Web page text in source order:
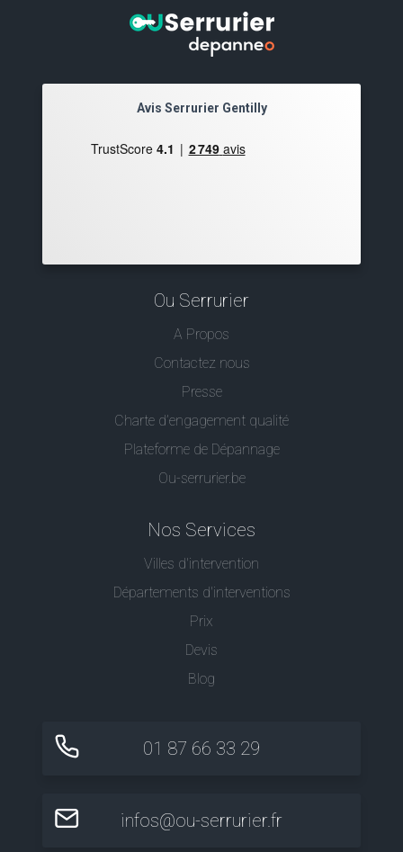
Avis Serrurier Gentilly
Ou Serrurier
A Propos
Contactez nous
Presse
Charte d’engagement qualité
Plateforme de Dépannage
Ou-serrurier.be
Nos Services
Villes d'intervention
Départements d'interventions
Prix
Devis
Blog
01 87 66 33 29
infos@ou-serrurier.fr